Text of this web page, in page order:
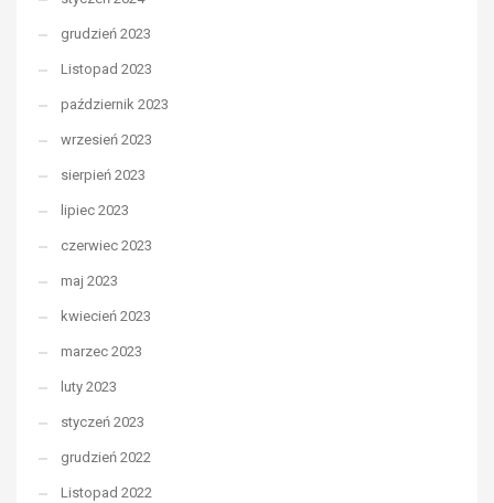
grudzień 2023
Listopad 2023
październik 2023
wrzesień 2023
sierpień 2023
lipiec 2023
czerwiec 2023
maj 2023
kwiecień 2023
marzec 2023
luty 2023
styczeń 2023
grudzień 2022
Listopad 2022